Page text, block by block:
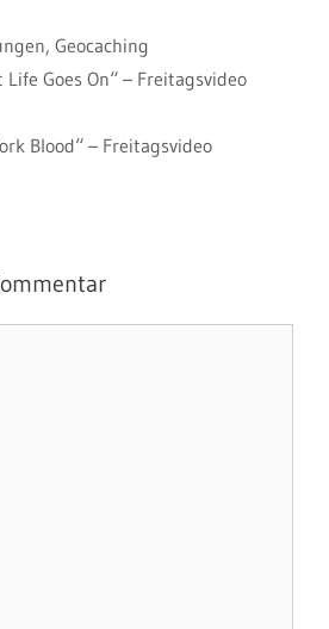
, Geocaching
Goes On“ – Freitagsvideo
Blood“ – Freitagsvideo